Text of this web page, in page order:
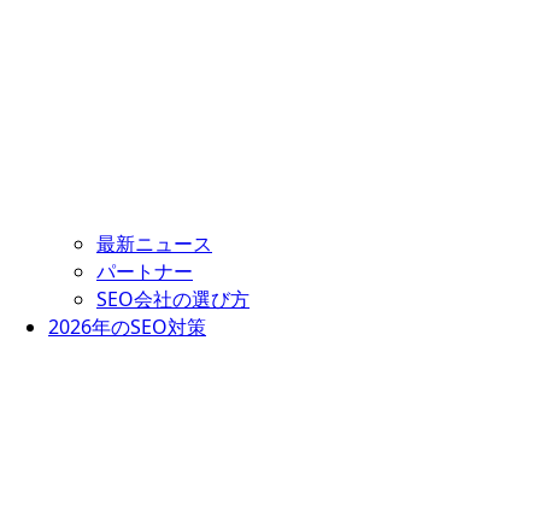
最新ニュース
パートナー
SEO会社の選び方
2026年のSEO対策